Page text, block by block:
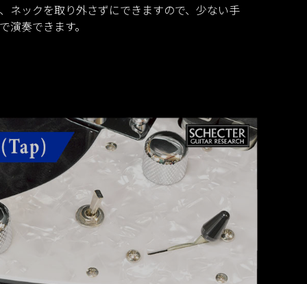
ネックを取り外さずにできますので、少ない手
演奏できます。